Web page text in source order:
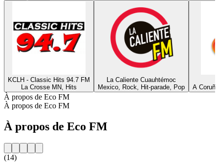
KCLH - Classic Hits 94.7 FM
La Crosse MN, Hits
La Caliente Cuauhtémoc
Mexico, Rock, Hit-parade, Pop
A
À propos de Eco FM
À propos de Eco FM
À propos de Eco FM
(14)